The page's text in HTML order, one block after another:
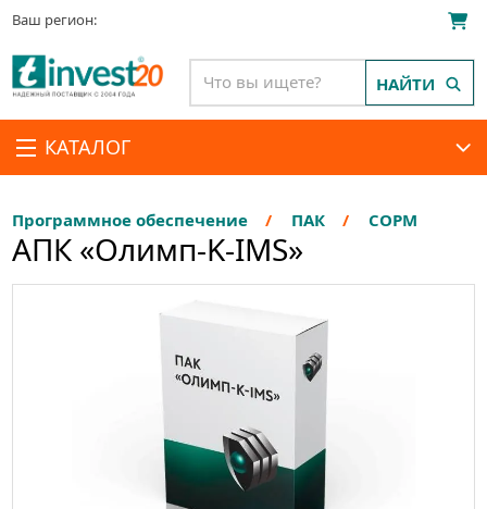
Ваш регион:
КАТАЛОГ
НАЙТИ
Программное обеспечение ПАК СОРМ
АПК «Олимп-K-IMS»